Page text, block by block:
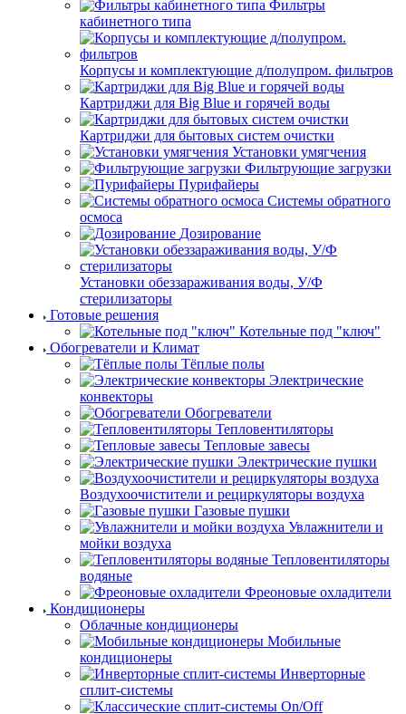
Фильтры
кабинетного типа
Корпусы и комплектующие д/полупром. фильтров
Картриджи для Big Blue и горячей воды
Картриджи для бытовых систем очистки
Установки умягчения
Фильтрующие загрузки
Пурифайеры
Системы обратного
осмоса
Дозирование
Установки обеззараживания воды, У/Ф
стерилизаторы
Готовые решения
Котельные под "ключ"
Обогреватели и Климат
Тёплые полы
Электрические
конвекторы
Обогреватели
Тепловентиляторы
Тепловые завесы
Электрические пушки
Воздухоочистители и рециркуляторы воздуха
Газовые пушки
Увлажнители и
мойки воздуха
Тепловентиляторы
водяные
Фреоновые охладители
Кондиционеры
Облачные кондиционеры
Мобильные
кондиционеры
Инверторные
сплит-системы